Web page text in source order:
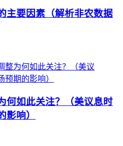
主要因素（解析非农数据
何如此关注？（美议息时
影响）